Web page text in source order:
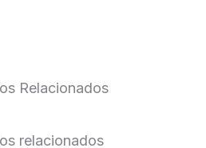
Relacionados
relacionados